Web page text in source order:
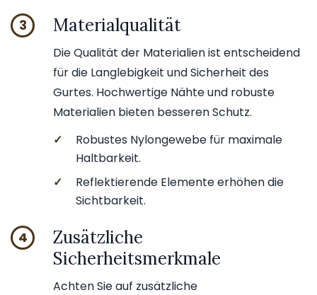
3 Materialqualität
Die Qualität der Materialien ist entscheidend
für die Langlebigkeit und Sicherheit des
Gurtes. Hochwertige Nähte und robuste
Materialien bieten besseren Schutz.
✓
Robustes Nylongewebe für maximale
Haltbarkeit.
✓
Reflektierende Elemente erhöhen die
Sichtbarkeit.
4
Zusätzliche
Sicherheitsmerkmale
Achten Sie auf zusätzliche